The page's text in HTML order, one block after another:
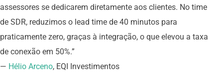
assessores se dedicarem diretamente aos clientes. No time
de SDR, reduzimos o lead time de 40 minutos para
praticamente zero, graças à integração, o que elevou a taxa
de conexão em 50%.”
— Hélio Arceno, EQI Investimentos